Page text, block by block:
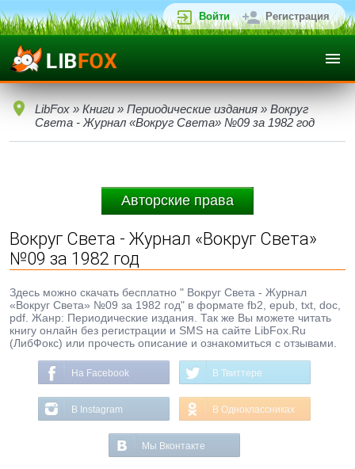
Войти Регистрация
LibFox » Книги » Периодические издания » Вокруг
Света - Журнал «Вокруг Света» №09 за 1982 год
Авторские права
Вокруг Света - Журнал «Вокруг Света»
№09 за 1982 год
Здесь можно скачать бесплатно " Вокруг Света - Журнал
«Вокруг Света» №09 за 1982 год" в формате fb2, epub, txt, doc,
pdf. Жанр: Периодические издания. Так же Вы можете читать
книгу онлайн без регистрации и SMS на сайте LibFox.Ru
(ЛибФокс) или прочесть описание и ознакомиться с отзывами.
На Facebook В Твиттере
В Instagram В Одноклассниках
Мы Вконтакте